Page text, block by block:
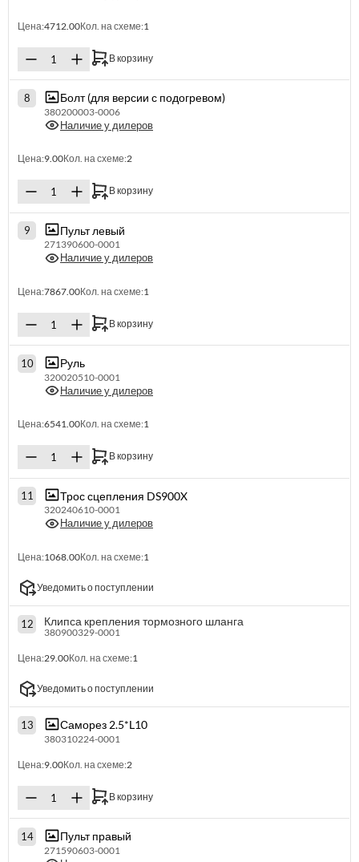
Цена:4712.00Кол. на схеме:1
В корзину
8 Болт (для версии с подогревом)
380200003-0006
Наличие у дилеров
Цена:9.00Кол. на схеме:2
В корзину
9 Пульт левый
271390600-0001
Наличие у дилеров
Цена:7867.00Кол. на схеме:1
В корзину
10 Руль
320020510-0001
Наличие у дилеров
Цена:6541.00Кол. на схеме:1
В корзину
11 Трос сцепления DS900X
320240610-0001
Наличие у дилеров
Цена:1068.00Кол. на схеме:1
Уведомить о поступлении
12 Клипса крепления тормозного шланга
380900329-0001
Цена:29.00Кол. на схеме:1
Уведомить о поступлении
13 Саморез 2.5*L10
380310224-0001
Цена:9.00Кол. на схеме:2
В корзину
14 Пульт правый
271590603-0001